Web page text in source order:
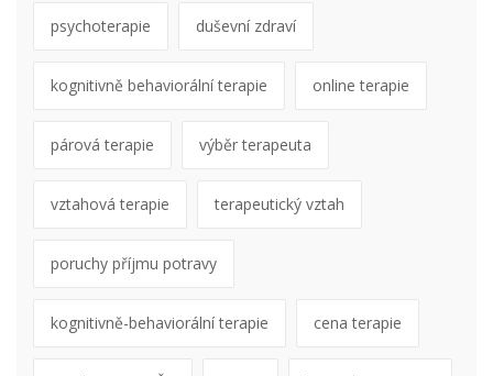
psychoterapie duševní zdraví
kognitivně behaviorální terapie online terapie
párová terapie výběr terapeuta
vztahová terapie terapeutický vztah
poruchy příjmu potravy
kognitivně-behaviorální terapie cena terapie